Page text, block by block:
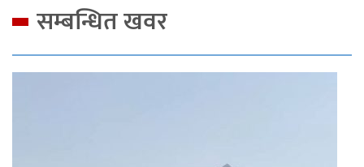
सम्बन्धित खवर